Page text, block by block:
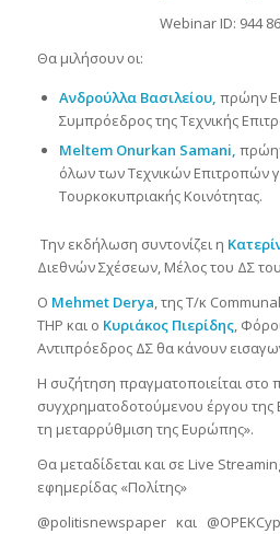
Webinar ID: 944
Θα μιλήσουν οι:
Ανδρούλλα Βασιλείου, πρώην
Συμπρόεδρος της Τεχνικής
Meltem Onurkan Samani,
όλων των Τεχνικών Επιτροπών
Τουρκοκυπριακής Κοινότητας.
Την εκδήλωση συντονίζει η
Διεθνών Σχέσεων, Μέλος του ΔΣ
Ο Mehmet Derya , της Τ/κ
THP και ο Κυριάκος Πιερίδης,
Αντιπρόεδρος ΔΣ θα κάνουν
Η συζήτηση πραγματοποιείται στο
συγχρηματοδοτούμενου έργου της
τη μεταρρύθμιση της Ευρώπης».
Θα μεταδίδεται και σε Live
εφημερίδας «Πολίτης»
@politisnewspaper και